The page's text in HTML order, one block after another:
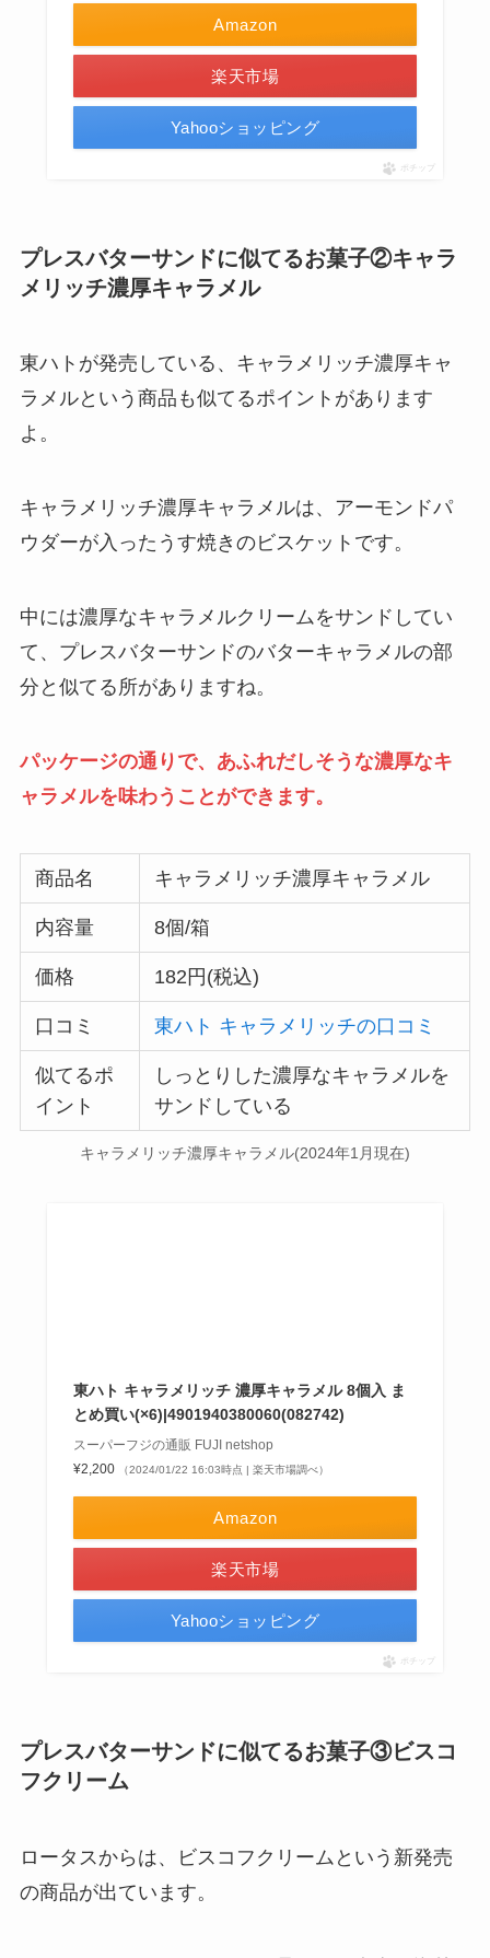
Amazon
楽天市場
Yahooショッピング
ポチップ
プレスバターサンドに似てるお菓子②キャラ
メリッチ濃厚キャラメル
東ハトが発売している、キャラメリッチ濃厚キャ
ラメルという商品も似てるポイントがあります
よ。
キャラメリッチ濃厚キャラメルは、アーモンドパ
ウダーが入ったうす焼きのビスケットです。
中には濃厚なキャラメルクリームをサンドしてい
て、プレスバターサンドのバターキャラメルの部
分と似てる所がありますね。
パッケージの通りで、あふれだしそうな濃厚なキ
ャラメルを味わうことができます。
商品名 キャラメリッチ濃厚キャラメル
内容量 8個/箱
価格 182円(税込)
口コミ 東ハト キャラメリッチの口コミ
似てるポ
イント
しっとりした濃厚なキャラメルを
サンドしている
キャラメリッチ濃厚キャラメル(2024年1月現在)
東ハト キャラメリッチ 濃厚キャラメル 8個入 ま
とめ買い(×6)|4901940380060(082742)
スーパーフジの通販 FUJI netshop
¥2,200
（2024/01/22 16:03時点 | 楽天市場調べ）
Amazon
楽天市場
Yahooショッピング
ポチップ
プレスバターサンドに似てるお菓子③ビスコ
フクリーム
ロータスからは、ビスコフクリームという新発売
の商品が出ています。